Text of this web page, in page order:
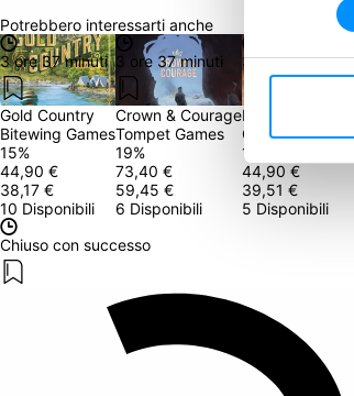
Potrebbero interessarti anche
3 ore 37 minuti
Gold Country
Bitewing Games
15%
44,90 €
38,17 €
10 Disponibili
3 ore 37 minuti
Crown & Courage
Tompet Games
19%
73,40 €
59,45 €
6 Disponibili
3 ore 37 minuti
North Africa '40
GMT Games
12
44,90 €
39,51 €
5 Disponibili
Chiuso con successo